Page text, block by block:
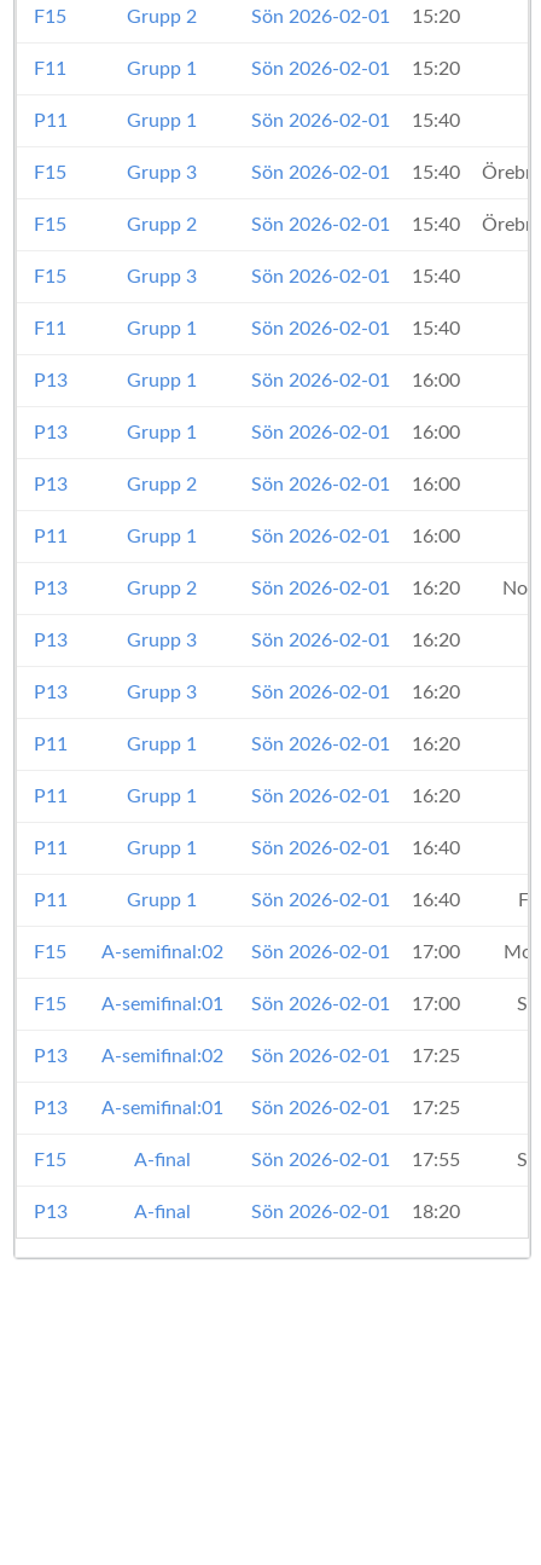
F15 Grupp 2 Sön 2026-02-01 15:20
F11 Grupp 1 Sön 2026-02-01 15:20
P11 Grupp 1 Sön 2026-02-01 15:40
F15 Grupp 3 Sön 2026-02-01 15:40
F15 Grupp 2 Sön 2026-02-01 15:40
F15 Grupp 3 Sön 2026-02-01 15:40
F11 Grupp 1 Sön 2026-02-01 15:40
P13 Grupp 1 Sön 2026-02-01 16:00
P13 Grupp 1 Sön 2026-02-01 16:00
P13 Grupp 2 Sön 2026-02-01 16:00
P11 Grupp 1 Sön 2026-02-01 16:00
P13 Grupp 2 Sön 2026-02-01 16:20
P13 Grupp 3 Sön 2026-02-01 16:20
P13 Grupp 3 Sön 2026-02-01 16:20
P11 Grupp 1 Sön 2026-02-01 16:20
P11 Grupp 1 Sön 2026-02-01 16:20
P11 Grupp 1 Sön 2026-02-01 16:40
P11 Grupp 1 Sön 2026-02-01 16:40
F15 A-semifinal:02 Sön 2026-02-01 17:00
F15 A-semifinal:01 Sön 2026-02-01 17:00
P13 A-semifinal:02 Sön 2026-02-01 17:25
P13 A-semifinal:01 Sön 2026-02-01 17:25
F15 A-final Sön 2026-02-01 17:55
P13 A-final Sön 2026-02-01 18:20